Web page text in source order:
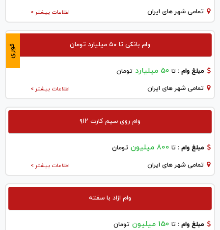
اطلاعات بیشتر > تمامی شهر های ایران
فوری وام بانکی تا ۵۰ میلیارد تومان
مبلغ وام : تا 50 میلیارد تومان
اطلاعات بیشتر > تمامی شهر های ایران
وام روی سیم کارت ۹۱۲
مبلغ وام : تا 800 میلیون تومان
اطلاعات بیشتر > تمامی شهر های ایران
وام ازاد با سفته
مبلغ وام : تا 150 میلیون تومان